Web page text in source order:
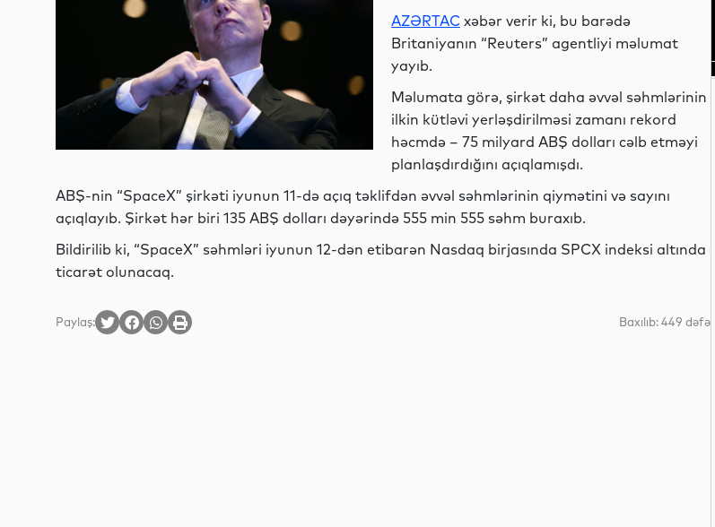
AZƏRTAC xəbər verir ki, bu barədə
Britaniyanın “Reuters” agentliyi məlumat
yayıb.
Məlumata görə, şirkət daha əvvəl səhmlərinin
ilkin kütləvi yerləşdirilməsi zamanı rekord
həcmdə – 75 milyard ABŞ dolları cəlb etməyi
planlaşdırdığını açıqlamışdı.
ABŞ-nin “SpaceX” şirkəti iyunun 11-də açıq təklifdən əvvəl səhmlərinin qiymətini və sayını
açıqlayıb. Şirkət hər biri 135 ABŞ dolları dəyərində 555 min 555 səhm buraxıb.
Bildirilib ki, “SpaceX” səhmləri iyunun 12-dən etibarən Nasdaq birjasında SPCX indeksi altında
ticarət olunacaq.
Paylaş: Baxılıb: 449 dəfə